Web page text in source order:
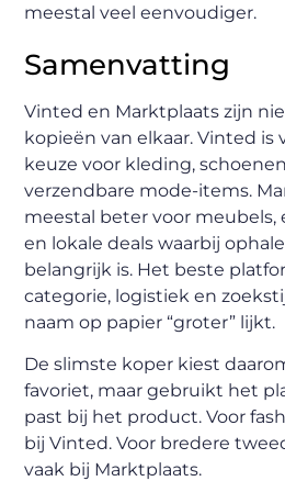
meestal veel eenvoudiger.
Samenvatting
Vinted en Marktplaats zijn
kopieën van elkaar. Vinted is
keuze voor kleding,
verzendbare mode-items.
meestal beter voor meubels,
en lokale deals waarbij
belangrijk is. Het beste
categorie, logistiek en
naam op papier “groter” lijkt.
De slimste koper kiest
favoriet, maar gebruikt het
past bij het product. Voor
bij Vinted. Voor bredere
vaak bij Marktplaats.